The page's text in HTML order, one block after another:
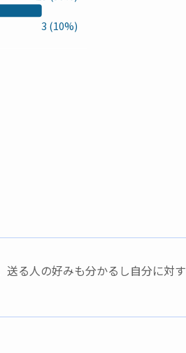
3 (10%)
送る人の好みも分かるし自分に対す